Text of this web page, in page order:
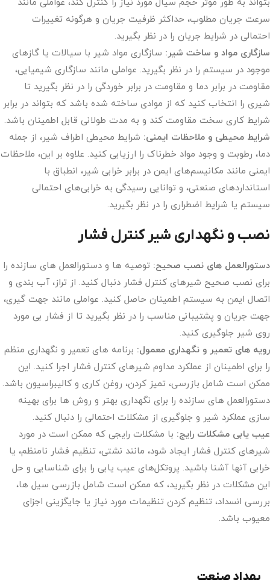
بتواند به طور موثر حجم سیال مورد نیاز را کنترل کند، عواملی مانند
سرعت جریان مطلوب، حداکثر ظرفیت جریان و هرگونه تغییرات
احتمالی در شرایط جریان را در نظر بگیرید.
سازگاری مواد و ساخت شیر: سازگاری مواد شیر با سیالات یا گازهای
موجود در سیستم را در نظر بگیرید. عواملی مانند سازگاری شیمیایی،
مقاومت در برابر دما و مقاومت در برابر خوردگی را در نظر بگیرید تا
شیری را انتخاب کنید که از موادی ساخته شده باشد که بتواند در برابر
شرایط کاری سخت مقاومت کند و به مدت طولانی قابل اطمینان باشد.
شرایط محیطی و ملاحظات ایمنی: شرایط محیطی اطراف شیر، از جمله
دما، رطوبت و وجود مواد خطرناک را ارزیابی کنید. علاوه بر این، ملاحظات
ایمنی مانند مکانیسم‌های ایمن در برابر خرابی شیر، انطباق با
استانداردهای صنعتی، و توانایی رسیدگی به خرابی‌های احتمالی
سیستم یا شرایط اضطراری را در نظر بگیرید.
نصب و نگهداری شیر کنترل فشار
دستورالعمل های نصب صحیح: توصیه ها و دستورالعمل های سازنده را
برای نصب صحیح شیرهای کنترل فشار دنبال کنید. از تراز، آب بندی و
اتصال ایمن به سیستم اطمینان حاصل کنید. عواملی مانند جهت گیری،
جهت جریان و پشتیبانی مناسب را در نظر بگیرید تا از فشار بی مورد
روی شیر جلوگیری کنید.
رویه های تعمیر و نگهداری معمول: برنامه های تعمیر و نگهداری منظم
را برای اطمینان از عملکرد مداوم شیرهای کنترل فشار اجرا کنید. این
ممکن است شامل بازرسی، تمیز کردن، روغن کاری و کالیبراسیون باشد.
دستورالعمل های سازنده را برای نگهداری بهتر و روش ها برای بهینه
سازی عملکرد شیر و جلوگیری از مشکلات احتمالی را دنبال کنید.
عیب یابی مشکلات رایج: با مشکلات رایجی که ممکن است در مورد
شیرهای کنترل فشار ایجاد شود، مانند نشتی، تنظیم فشار نامنظم، یا
خرابی آنها آشنا باشید. پروتکل‌های عیب ‌یابی را برای شناسایی و حل
این مشکلات در نظر بگیرید، که ممکن است شامل بازرسی سیل ها،
بررسی انسداد، تنظیم کردن تنظیمات مورد نیاز یا جایگزینی اجزای
معیوب باشد.